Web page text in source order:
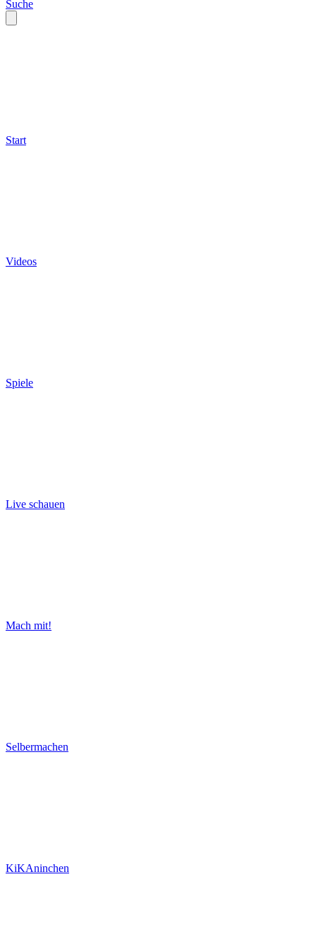
Suche
Start
Videos
Spiele
Live schauen
Mach mit!
Selbermachen
KiKAninchen